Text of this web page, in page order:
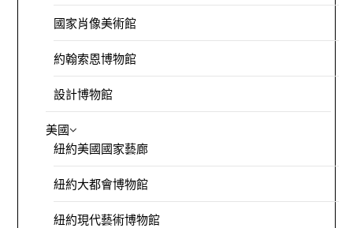
國家肖像美術館
約翰索恩博物館
設計博物館
美國
紐約美國國家藝廊
紐約大都會博物館
紐約現代藝術博物館